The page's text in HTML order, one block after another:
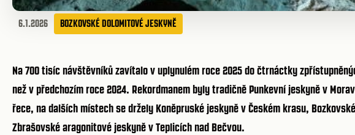
6.1.2026 BOZKOVSKÉ DOLOMITOVÉ JESKYNĚ
Na 700 tisíc návštěvníků zavítalo v uplynulém roce 2025 do čtrnáctky
než v předchozím roce 2024. Rekordmanem byly tradičně Punkevní jeskyně v
řece, na dalších místech se držely Koněpruské jeskyně v Českém krasu,
Zbrašovské aragonitové jeskyně v Teplicích nad Bečvou.